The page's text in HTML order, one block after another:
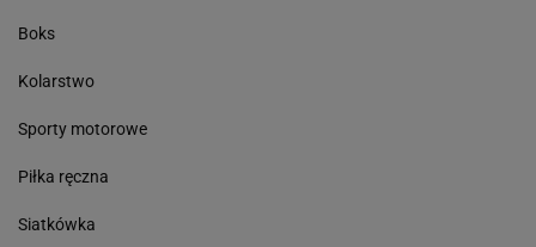
Boks
Kolarstwo
Sporty motorowe
Piłka ręczna
Siatkówka